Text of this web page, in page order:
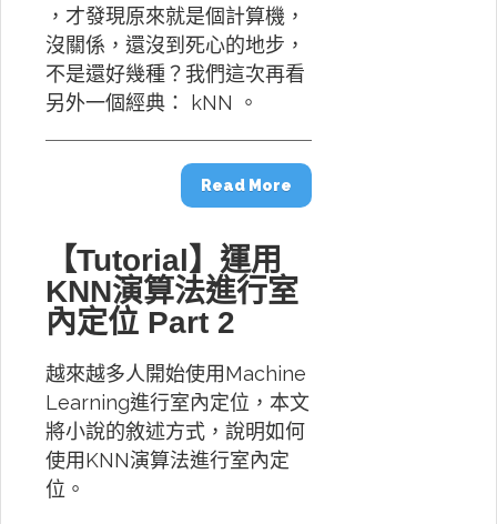
，才發現原來就是個計算機，
沒關係，還沒到死心的地步，
不是還好幾種？我們這次再看
另外一個經典： kNN 。
Read More
【Tutorial】運用
KNN演算法進行室
內定位 Part 2
越來越多人開始使用Machine
Learning進行室內定位，本文
將小說的敘述方式，說明如何
使用KNN演算法進行室內定
位。